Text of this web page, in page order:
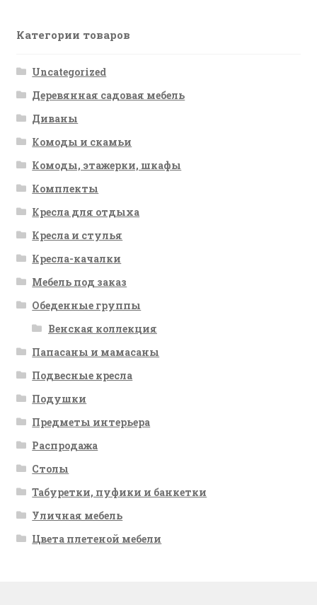
Категории товаров
Uncategorized
Деревянная садовая мебель
Диваны
Комоды и скамьи
Комоды, этажерки, шкафы
Комплекты
Кресла для отдыха
Кресла и стулья
Кресла-качалки
Мебель под заказ
Обеденные группы
Венская коллекция
Папасаны и мамасаны
Подвесные кресла
Подушки
Предметы интерьера
Распродажа
Столы
Табуретки, пуфики и банкетки
Уличная мебель
Цвета плетеной мебели